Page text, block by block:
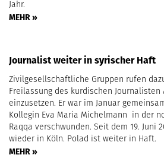
Jahr.
MEHR »
Journalist weiter in syrischer Haft
Zivilgesellschaftliche Gruppen rufen
Freilassung des kurdischen Journalisten
einzusetzen. Er war im Januar
Kollegin Eva Maria Michelmann in der
Raqqa verschwunden. Seit dem 19. Juni
wieder in Köln. Polad ist weiter in Haft.
MEHR »